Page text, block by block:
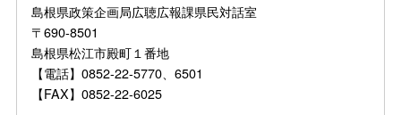
島根県政策企画局広聴広報課県民対話室
〒690-8501
島根県松江市殿町１番地
【電話】0852-22-5770、6501
【FAX】0852-22-6025